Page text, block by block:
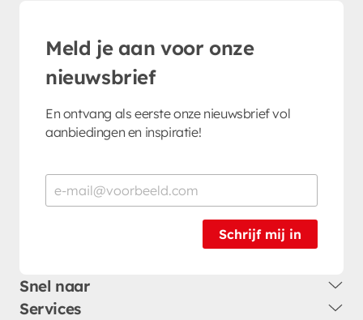
Meld je aan voor onze
nieuwsbrief
En ontvang als eerste onze nieuwsbrief vol
aanbiedingen en inspiratie!
Schrijf mij in
Snel naar
Services